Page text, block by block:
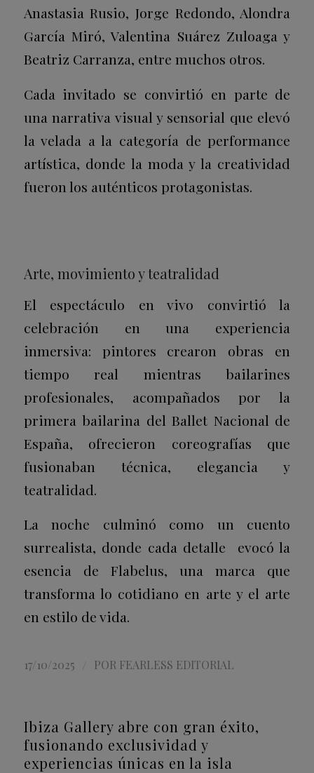
Anastasia Rusio, Jorge Redondo, Alondra
García Miró, Valentina Suárez Zuloaga y
Beatriz Carranza, entre muchos otros.
Cada invitado se convirtió en parte de
una narrativa visual y sensorial que elevó
la velada a la categoría de performance
artística, donde la moda y la creatividad
fueron los auténticos protagonistas.
Arte, movimiento y teatralidad
El espectáculo en vivo convirtió la
celebración en una experiencia
inmersiva: pintores crearon obras en
tiempo real mientras bailarines
profesionales, acompañados por la
primera bailarina del Ballet Nacional de
España, ofrecieron coreografías que
fusionaban técnica, elegancia y
teatralidad.
La noche culminó como un cuento
surrealista, donde cada detalle evocó la
esencia de Flabelus, una marca que
transforma lo cotidiano en arte y el arte
en estilo de vida.
17/10/2025 POR FEARLESS EDITORIAL
Ibiza Gallery abre con gran éxito,
fusionando exclusividad y
experiencias únicas en la isla